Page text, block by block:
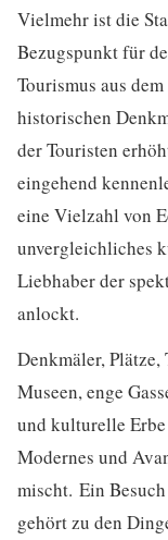
Vielmehr ist die
Bezugspunkt für
Tourismus aus
historischen
der Touristen
eingehend
eine Vielzahl von
unvergleichliches
Liebhaber der
anlockt.
Denkmäler, Plätze,
Museen, enge
und kulturelle
Modernes und
mischt. Ein
gehört zu den